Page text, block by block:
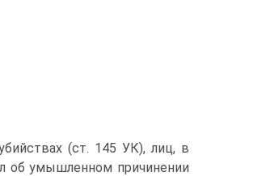
(ст. 145 УК), лиц, в
об умышленном причинении